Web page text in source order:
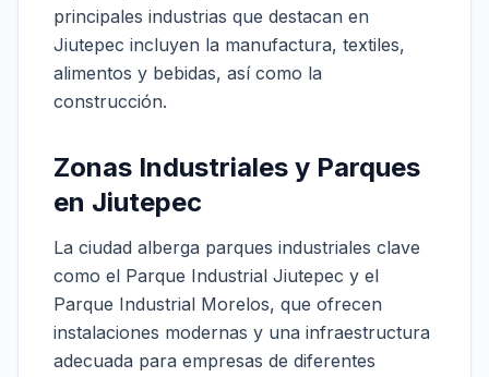
principales industrias que destacan en
Jiutepec incluyen la manufactura, textiles,
alimentos y bebidas, así como la
construcción.
Zonas Industriales y Parques
en Jiutepec
La ciudad alberga parques industriales clave
como el Parque Industrial Jiutepec y el
Parque Industrial Morelos, que ofrecen
instalaciones modernas y una infraestructura
adecuada para empresas de diferentes